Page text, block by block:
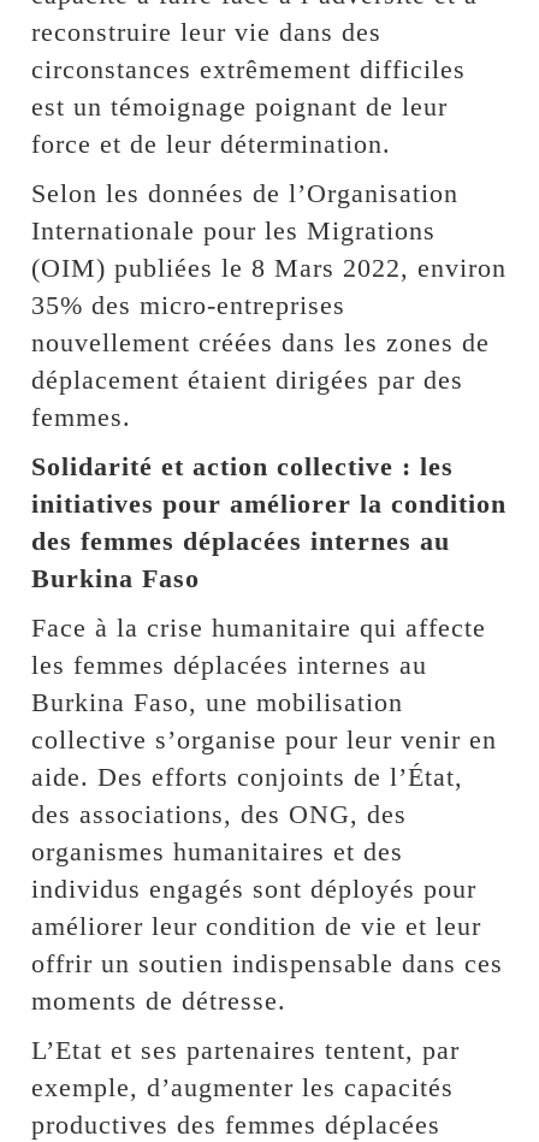
reconstruire leur vie dans des
circonstances extrêmement difficiles
est un témoignage poignant de leur
force et de leur détermination.
Selon les données de l’Organisation
Internationale pour les Migrations
(OIM) publiées le 8 Mars 2022, environ
35% des micro-entreprises
nouvellement créées dans les zones de
déplacement étaient dirigées par des
femmes.
Solidarité et action collective : les
initiatives pour améliorer la condition
des femmes déplacées internes au
Burkina Faso
Face à la crise humanitaire qui affecte
les femmes déplacées internes au
Burkina Faso, une mobilisation
collective s’organise pour leur venir en
aide. Des efforts conjoints de l’État,
des associations, des ONG, des
organismes humanitaires et des
individus engagés sont déployés pour
améliorer leur condition de vie et leur
offrir un soutien indispensable dans ces
moments de détresse.
L’Etat et ses partenaires tentent, par
exemple, d’augmenter les capacités
productives des femmes déplacées